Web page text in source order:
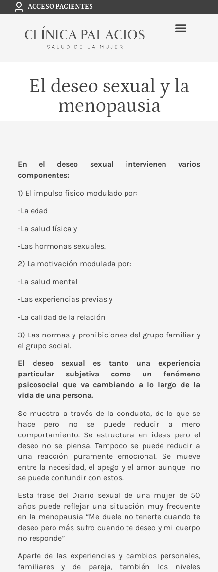
ACCESO PACIENTES
El deseo sexual y la
menopausia
En el deseo sexual intervienen varios
componentes:
1) El impulso físico modulado por:
-La edad
-La salud física y
-Las hormonas sexuales.
2) La motivación modulada por:
-La salud mental
-Las experiencias previas y
-La calidad de la relación
3) Las normas y prohibiciones del grupo familiar y
el grupo social.
El deseo sexual es tanto una experiencia
particular subjetiva como un fenómeno
psicosocial que va cambiando a lo largo de la
vida de una persona.
Se muestra a través de la conducta, de lo que se
hace pero no se puede reducir a mero
comportamiento. Se estructura en ideas pero el
deseo no se piensa. Tampoco se puede reducir a
una reacción puramente emocional. Se mueve
entre la necesidad, el apego y el amor aunque no
se puede confundir con estos.
Esta frase del Diario sexual de una mujer de 50
años puede reflejar una situación muy frecuente
en la menopausia “Me duele no tenerte cuando te
deseo pero más sufro cuando te deseo y mi cuerpo
no responde”
Aparte de las experiencias y cambios personales,
familiares y de pareja, también los niveles